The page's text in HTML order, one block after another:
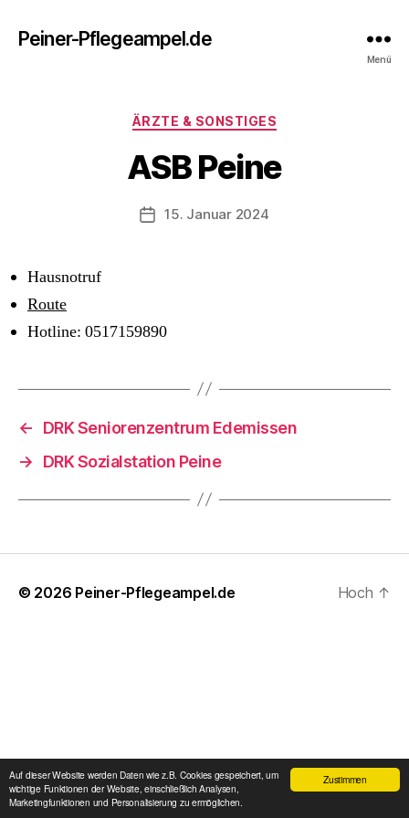
Zustimmen
Auf dieser Website werden Daten wie z.B. Cookies gespeichert, um
wichtige Funktionen der Website, einschließlich Analysen,
Marketingfunktionen und Personalisierung zu ermöglichen.
Peiner-Pflegeampel.de
Menü
Kategorien
ÄRZTE & SONSTIGES
ASB Peine
Beitragsdatum
15. Januar 2024
Hausnotruf
Route
Hotline: 0517159890
←
DRK Seniorenzentrum Edemissen
→
DRK Sozialstation Peine
© 2026 Peiner-Pflegeampel.de Hoch ↑